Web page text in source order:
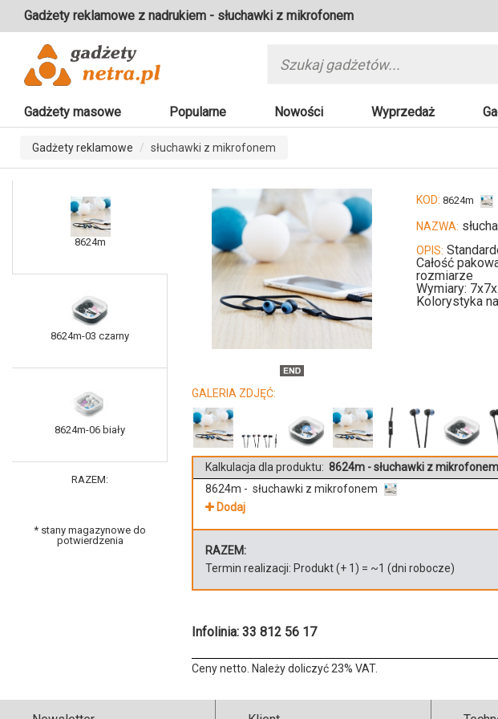
Gadżety reklamowe z nadrukiem - słuchawki z mikrofonem
Gadżety masowe Popularne Nowości Wyprzedaż
Gadżety reklamowe słuchawki z mikrofonem
8624m
8624m-03 czarny
8624m-06 biały
RAZEM:
* stany magazynowe do
potwierdzenia
KOD: 8624m
NAZWA:
OPIS:
Całość
rozmiarze
Wymiary:
Kolorystyka
GALERIA ZDJĘĆ:
Kalkulacja dla produktu: 8624m - słuchawki z mikrofonem
8624m - słuchawki z mikrofonem
Dodaj
RAZEM:
Termin realizacji: Produkt(+ 1 ) = ~1 (dni robocze)
Infolinia: 33 812 56 17
Ceny netto. Należy doliczyć 23% VAT.